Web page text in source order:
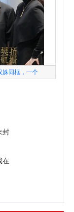
姝同框，一个
封
在